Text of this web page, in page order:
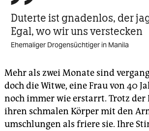
Duterte ist gnadenlos, der
Egal, wo wir uns verstecken
Ehemaliger Drogensüchtiger in Manila
Mehr als zwei Monate sind
doch die Witwe, eine Frau von 40
noch immer wie erstarrt. Trotz der
ihren schmalen Körper mit den
umschlungen als friere sie. Ihre